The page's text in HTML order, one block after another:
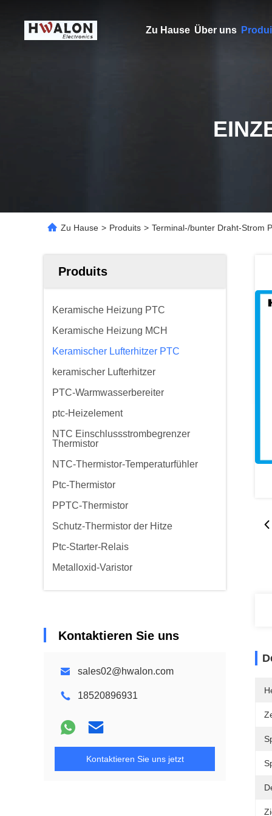
Zu Hause Über uns
Zu Hause > Produits > Terminal-/bunter Draht-Strom
Produits
Keramische Heizung PTC
Keramische Heizung MCH
Keramischer Lufterhitzer PTC
keramischer Lufterhitzer
PTC-Warmwasserbereiter
ptc-Heizelement
NTC Einschlussstrombegrenzer
Thermistor
NTC-Thermistor-Temperaturfühler
Ptc-Thermistor
PPTC-Thermistor
Schutz-Thermistor der Hitze
Ptc-Starter-Relais
Metalloxid-Varistor
Kontaktieren Sie uns
sales02@hwalon.com
18520896931
Kontaktieren Sie uns jetzt